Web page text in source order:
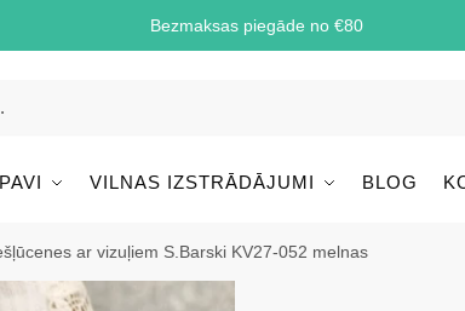
Bezmaksas piegāde no €80
VILNAS IZSTRĀDĀJUMI BLOG
ar vizuļiem S.Barski KV27-052 melnas